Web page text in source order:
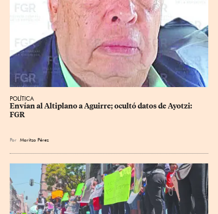
POLÍTICA
Envían al Altiplano a Aguirre; ocultó datos de Ayotzi:
FGR
Por Maritza Pérez